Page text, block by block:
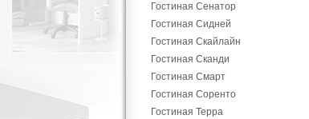
Гостиная Сенатор
Гостиная Сидней
Гостиная Скайлайн
Гостиная Сканди
Гостиная Смарт
Гостиная Соренто
Гостиная Терра